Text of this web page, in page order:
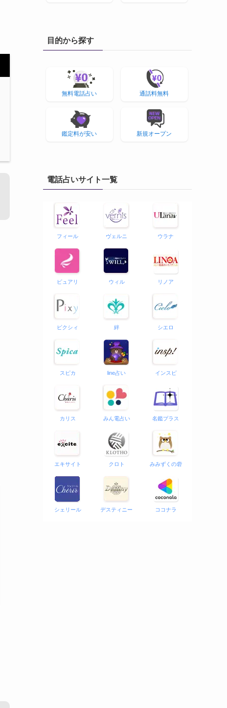
目的から探す
無料電話占い 通話料無料
鑑定料が安い 新規オープン
電話占いサイト一覧
フィール ヴェルニ ウラナ
ピュアリ ウィル リノア
ピクシィ 絆 シエロ
スピカ line占い インスピ
カリス みん電占い 名鑑プラス
エキサイト クロト みみずくの砦
シェリール デスティニー ココナラ